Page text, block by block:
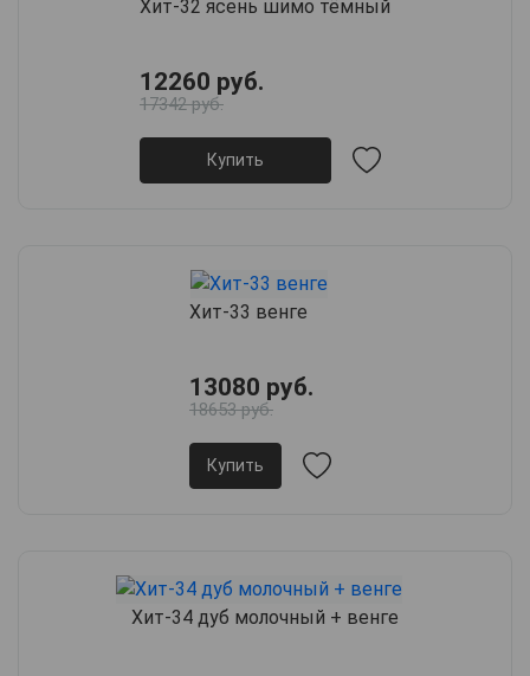
Хит-32 ясень шимо тёмный
12260 руб.
17342 руб.
Купить
Хит-33 венге
13080 руб.
18653 руб.
Купить
Хит-34 дуб молочный + венге